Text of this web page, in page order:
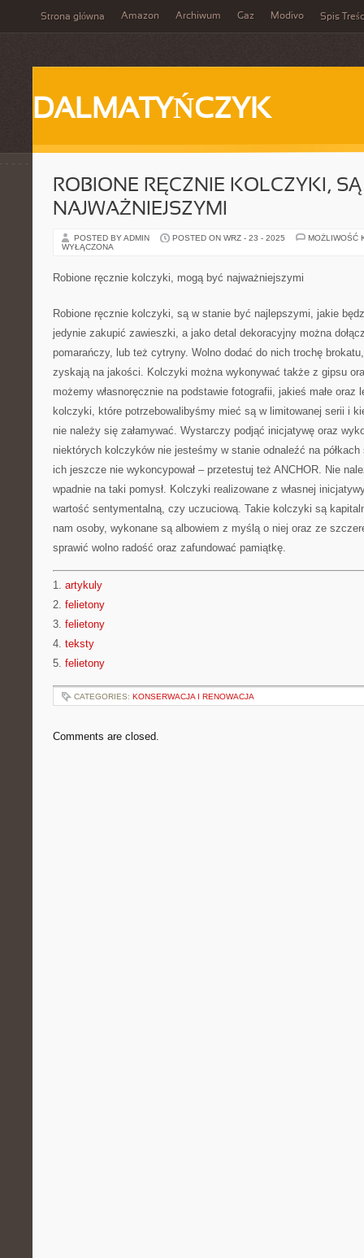
Strona główna Amazon Archiwum Gaz Modivo Spis
DALMATYŃCZYK
ROBIONE RĘCZNIE KOLCZYKI,
NAJWAŻNIEJSZYMI
POSTED BY ADMIN POSTED ON WRZ - 23 - 2025
MOŻLIWOŚĆ
WYŁĄCZONA
Robione ręcznie kolczyki, mogą być najważniejszymi
Robione ręcznie kolczyki, są w stanie być najlepszymi, jakie
jedynie zakupić zawieszki, a jako detal dekoracyjny można
pomarańczy, lub też cytryny. Wolno dodać do nich trochę
zyskają na jakości. Kolczyki można wykonywać także z gipsu
możemy własnoręcznie na podstawie fotografii, jakieś małe oraz
kolczyki, które potrzebowalibyśmy mieć są w limitowanej serii i
nie należy się załamywać. Wystarczy podjąć inicjatywę oraz
niektórych kolczyków nie jesteśmy w stanie odnaleźć na
ich jeszcze nie wykoncypował – przetestuj też ANCHOR. Nie
wpadnie na taki pomysł. Kolczyki realizowane z własnej
wartość sentymentalną, czy uczuciową. Takie kolczyki są
nam osoby, wykonane są albowiem z myślą o niej oraz ze
sprawić wolno radość oraz zafundować pamiątkę.
1. artykuly
2. felietony
3. felietony
4. teksty
5. felietony
CATEGORIES: KONSERWACJA I RENOWACJA
Comments are closed.